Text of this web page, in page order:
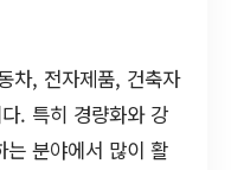
차, 전자제품, 건축자
. 특히 경량화와 강
분야에서 많이 활